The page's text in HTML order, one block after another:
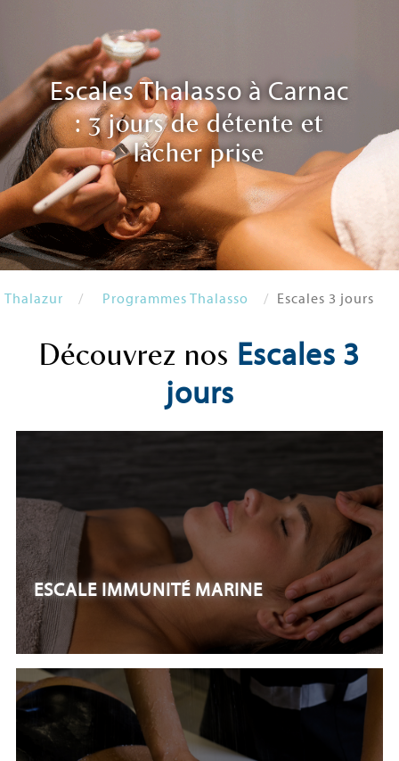
Escales Thalasso à Carnac
:3 jours de détente et
lâcher prise
Thalazur Programmes Thalasso Escales 3 jours
Découvrez nos Escales 3
jours
ESCALE IMMUNITÉ MARINE